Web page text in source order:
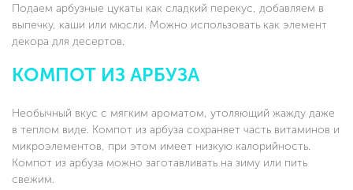
Подаем арбузные цукаты как сладкий перекус, добавляем в
выпечку, каши или мюсли. Можно использовать как элемент
декора для десертов.
КОМПОТ ИЗ АРБУЗА
Необычный вкус с мягким ароматом, утоляющий жажду даже
в теплом виде. Компот из арбуза сохраняет часть витаминов и
микроэлементов, при этом имеет низкую калорийность.
Компот из арбуза можно заготавливать на зиму или пить
свежим.